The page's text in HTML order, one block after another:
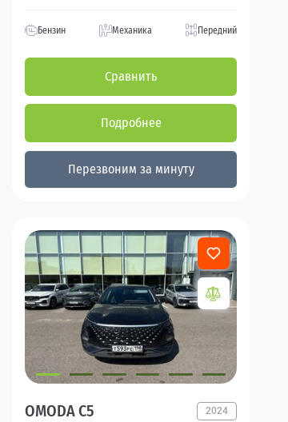
Бензин Механика Передний
Сравнить
Подробнее
Перезвоним за минуту
OMODA C5 2024